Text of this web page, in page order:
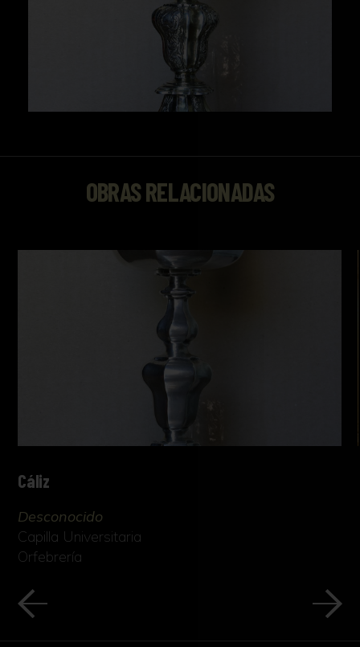
OBRAS RELACIONADAS
Cáliz
Desconocido
Capilla Universitaria
Orfebrería